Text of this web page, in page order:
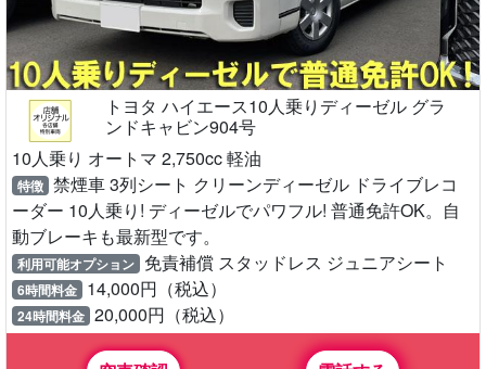
トヨタ ハイエース10人乗りディーゼル グラ
ンドキャビン904号
10人乗り オートマ 2,750cc 軽油
特徴 禁煙車 3列シート クリーンディーゼル ドライブレコ
ーダー 10人乗り! ディーゼルでパワフル! 普通免許OK。自
動ブレーキも最新型です。
利用可能オプション 免責補償 スタッドレス ジュニアシート
6時間料金 14,000円（税込）
24時間料金 20,000円（税込）